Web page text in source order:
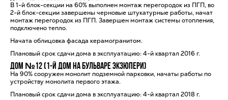
В 1-й блок-секции на 60% выполнен монтаж перегородок из ПГП, во
2-й блок-секции завершены черновые штукатурные работы, начат
монтаж перегородок из ПГП. Завершен монтаж системы отопления,
подключено тепло.
Начата облицовка фасада керамогранитом.
Плановый срок сдачи дома в эксплуатацию: 4-й квартал 2016 г.
Дом №12 (1-й дом на бульваре Экзюпери)
На 90% сооружен монолит подземной парковки, начаты работы по
устройству монолита первого этажа.
Плановый срок сдачи дома в эксплуатацию: 4-й квартал 2018 г.